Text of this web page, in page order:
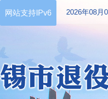
网站支持IPv6 2026年08月